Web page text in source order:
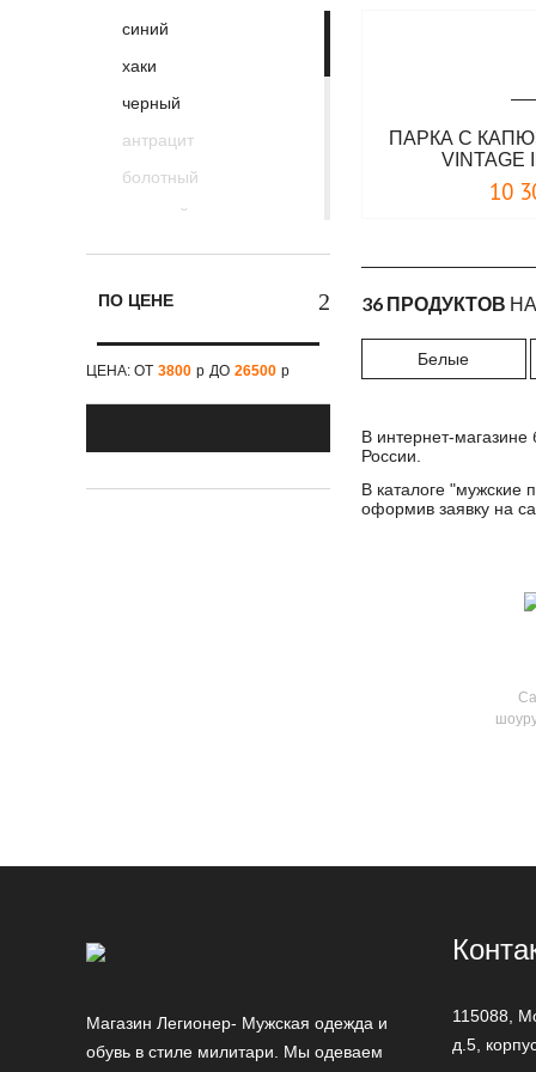
Tactical Frog
Thor Steinar
Urban Knights
V/Works
синий
хаки
черный
антрацит
болотный
зеленый
красный
песочный
серо- зеленый
ПО ЦЕНЕ
ЦЕНА: ОТ 3800 р ДО 26500 р
ПАРКА С
VINTAGE
10
36 ПРОДУКТОВ
Белые
В интернет-магазине
России.
В каталоге "мужские
оформив заявку на
Магазин Легионер- Мужская одежда и
обувь в стиле милитари. Мы одеваем
115088,
д.5,